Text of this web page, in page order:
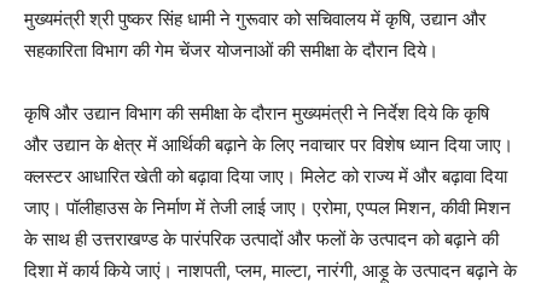
मुख्यमंत्री श्री पुष्कर सिंह धामी ने गुरूवार को सचिवालय में कृषि, उद्यान और
सहकारिता विभाग की गेम चेंजर योजनाओं की समीक्षा के दौरान दिये।
कृषि और उद्यान विभाग की समीक्षा के दौरान मुख्यमंत्री ने निर्देश दिये कि कृषि
और उद्यान के क्षेत्र में आर्थिकी बढ़ाने के लिए नवाचार पर विशेष ध्यान दिया जाए।
क्लस्टर आधारित खेती को बढ़ावा दिया जाए। मिलेट को राज्य में और बढ़ावा दिया
जाए। पॉलीहाउस के निर्माण में तेजी लाई जाए। एरोमा, एप्पल मिशन, कीवी मिशन
के साथ ही उत्तराखण्ड के पारंपरिक उत्पादों और फलों के उत्पादन को बढ़ाने की
दिशा में कार्य किये जाएं। नाशपती, प्लम, माल्टा, नारंगी, आड़ू के उत्पादन बढ़ाने के